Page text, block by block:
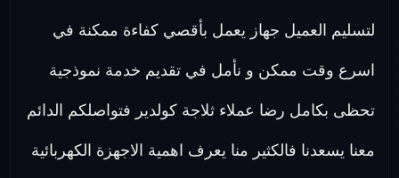
لتسليم العميل جهاز يعمل بأقصي كفاءة ممكنة في
اسرع وقت ممكن و نأمل في تقديم خدمة نموذجية
تحظى بكامل رضا عملاء ثلاجة كولدير فتواصلكم الدائم
معنا يسعدنا فالكثير منا يعرف اهمية الاجهزة الكهربائية